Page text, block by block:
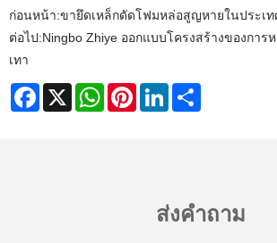
ก่อนหน้า:ขายึดเหล็กดัดโฟมหล่อสูญหายในประเ
ต่อไป:Ningbo Zhiye ออกแบบโครงสร้างของการ
เทา
Facebook
X WhatsAppPinterestLinkedIn
ส่งคำถาม